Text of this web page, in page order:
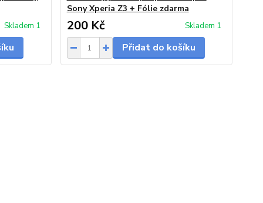
Skladem 1
Sony Xperia Z3 + Fólie zdarma
200 Kč Skladem 1
Přidat do košíku